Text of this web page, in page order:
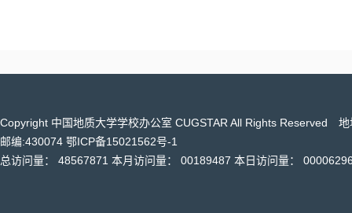
Copyright 中国地质大学学校办公室 CUGSTAR All Rights Reserved
邮编:430074 鄂ICP备15021562号-1
总访问量： 48567871 本月访问量： 00189487 本日访问量：